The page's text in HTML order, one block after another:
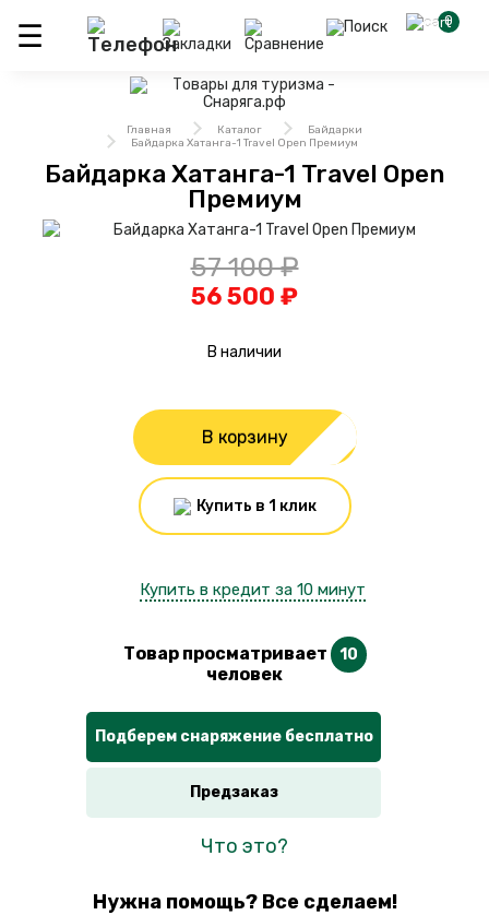
0
Главная Каталог
Байдарки
Байдарка Хатанга-1 Travel Open Премиум
Байдарка Хатанга-1 Travel Open
Премиум
57 100 ₽
56 500 ₽
В наличии
В корзину
Купить в 1 клик
Купить в кредит за 10 минут
Товар просматривает 10
человек
Подберем снаряжение бесплатно
Предзаказ
Что это?
Нужна помощь? Все сделаем!